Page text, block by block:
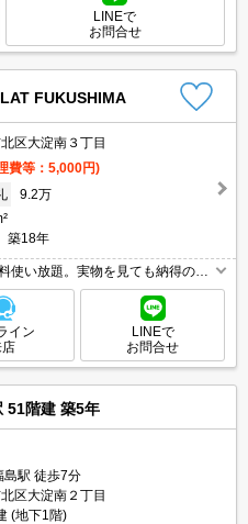
LINEで
お問合せ
FUKUSHIMA
区大淀南３丁目
費等：5,000円)
9.2万
築18年
使い放題。実物を見ても納得の1
月次月額総額1.5%)。1年未満解
イン
LINEで
お問合せ
51階建 築5年
島駅 徒歩7分
区大淀南２丁目
(地下1階)